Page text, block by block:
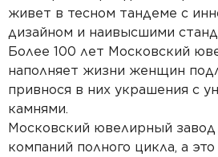
живет в тесном тандеме с
дизайном и наивысшими
Более 100 лет Московский
наполняет жизни женщин
привнося в них украшения c
камнями.
Московский ювелирный завод
компаний полного цикла, а